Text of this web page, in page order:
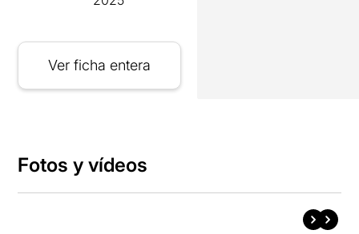
Ver ficha entera
Fotos y vídeos